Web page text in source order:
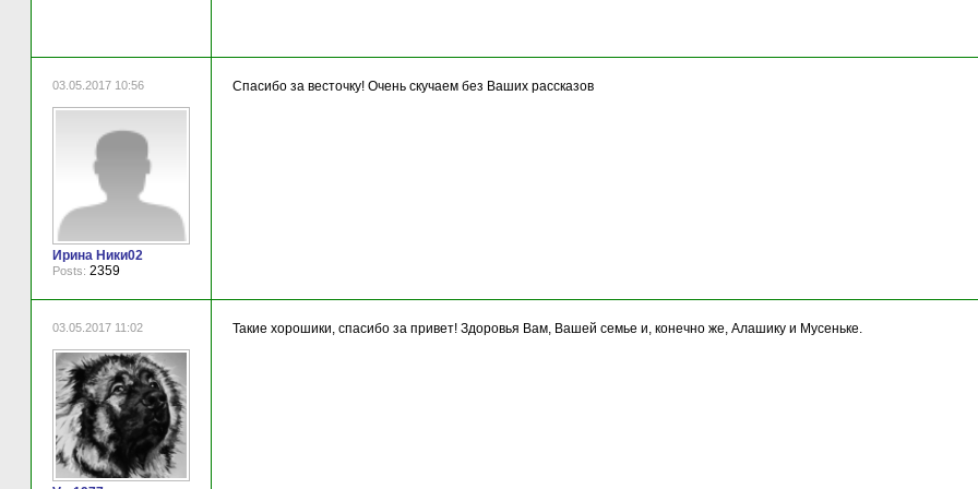
03.05.2017 10:56
Ирина Ники02
Posts: 2359
Спасибо за весточку! Очень скучаем без Ваших рассказов
03.05.2017 11:02 Такие хорошики, спасибо за привет! Здоровья Вам, Вашей семье и, конечно же, Алашику и Мусеньке.